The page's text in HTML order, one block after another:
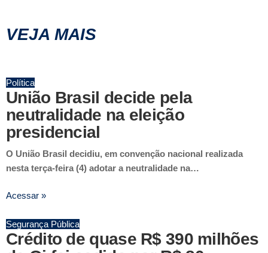
VEJA MAIS
Política
União Brasil decide pela
neutralidade na eleição
presidencial
O União Brasil decidiu, em convenção nacional realizada
nesta terça-feira (4) adotar a neutralidade na…
Acessar »
Segurança Pública
Crédito de quase R$ 390 milhões